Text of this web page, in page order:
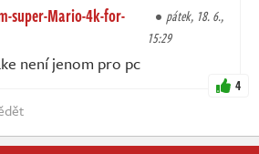
super-Mario-4k-for-
pátek, 18. 6.,
15:29
není jenom pro pc
4